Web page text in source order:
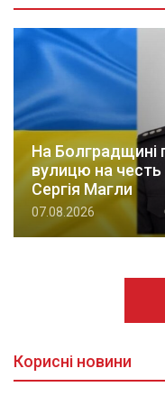
На Болградщині
вулицю на честь
Сергія Магли
07.08.2026
Корисні новини